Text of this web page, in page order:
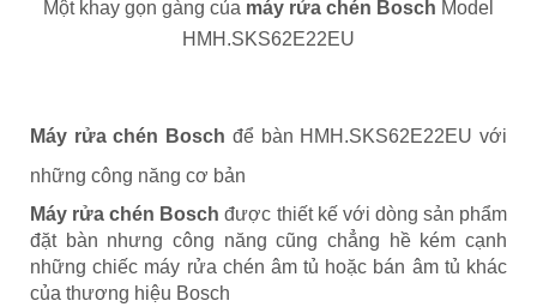
Một khay gọn gàng của máy rửa chén Bosch Model
HMH.SKS62E22EU
Máy rửa chén Bosch để bàn HMH.SKS62E22EU với
những công năng cơ bản
Máy rửa chén Bosch được thiết kế với dòng sản phẩm
đặt bàn nhưng công năng cũng chẳng hề kém cạnh
những chiếc máy rửa chén âm tủ hoặc bán âm tủ khác
của thương hiệu Bosch